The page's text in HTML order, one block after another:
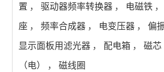
置 ， 驱动器频率转换器 ， 电磁铁 ，
座 ， 频率合成器 ， 电变压器 ， 偏
显示面板用滤光器 ， 配电箱 ， 磁芯
（电）
， 磁线圈